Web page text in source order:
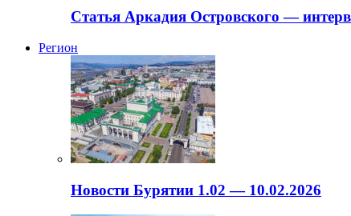
Статья Аркадия Островского —
Регион
Новости Бурятии 1.02 — 10.02.2026